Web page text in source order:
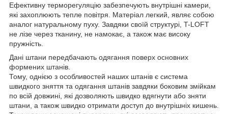
Ефективну терморегуляцію забезпечують внутрішні камери,
які захоплюють тепле повітря. Матеріал легкий, являє собою
аналог натуральному пуху. Завдяки своїй структурі, T-LOFT
не лізе через тканину, не намокає, а також має високу
пружність.
Дані штани передбачають одягання поверх основних
формених штанів.
Тому, однією з особливостей наших штанів є система
швидкого зняття та одягання штанів завдяки боковим змійкам
по всій довжині, які дозволяють швидко вдягнути або зняти
штани, а також швидко отримати доступ до внутрішніх кишень.